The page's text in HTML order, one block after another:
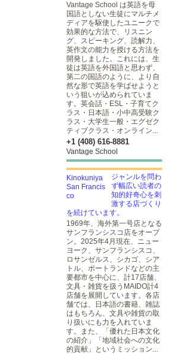
Vantage School は英語を母
国語としない生徒にマルチメ
ディアを駆使したユニークで
効果的な方法で、リスニン
グ、スピーキング、読解力、
英作文の能力を授ける方法を
開発しました。これには、生
徒は英語を外国語と思わず、
第二の国語のように、より自
然な形で英語を学ばせようと
いう狙いが込められていま
す。英会話・ESL・子育てク
ラス・日本語・小中高受験ク
ラス・大学生一般・エグゼク
ティブクラス・オンライン...
+1 (408) 616-8881
Vantage School
ジャンルを問わ
ず幅広い読者の
知的好奇心を刺
激する店づくり
を続けています。
1969年、海外第一号店となる
サンフランシスコ店をオープ
ン。2025年4月現在、ニュー
ヨーク、サンフランシスコ、
ロサンゼルス、シカゴ、シア
トル、ポートランドなどの主
要都市を中心に、計17店舗、
文具・雑貨を扱うMAIDO計4
店舗を展開しています。各店
舗では、日本語の書籍、雑誌
はもちろん、文具や雑貨の取
り扱いにも力を入れていま
す。また、「優れた日本文化
の紹介」「地域社会への文化
的貢献」というミッション...